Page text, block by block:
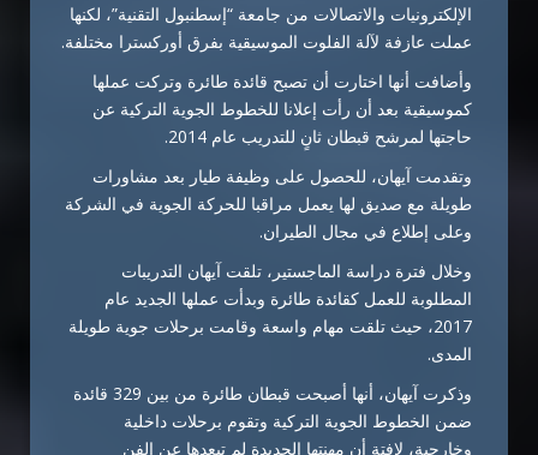
الإلكترونيات والاتصالات من جامعة “إسطنبول التقنية”، لكنها
عملت عازفة لآلة الفلوت الموسيقية بفرق أوركسترا مختلفة.
وأضافت أنها اختارت أن تصبح قائدة طائرة وتركت عملها
كموسيقية بعد أن رأت إعلانا للخطوط الجوية التركية عن
حاجتها لمرشح قبطان ثانٍ للتدريب عام 2014.
وتقدمت آيهان، للحصول على وظيفة طيار بعد مشاورات
طويلة مع صديق لها يعمل مراقبا للحركة الجوية في الشركة
وعلى إطلاع في مجال الطيران.
وخلال فترة دراسة الماجستير، تلقت آيهان التدريبات
المطلوبة للعمل كقائدة طائرة وبدأت عملها الجديد عام
2017، حيث تلقت مهام واسعة وقامت برحلات جوية طويلة
المدى.
وذكرت آيهان، أنها أصبحت قبطان طائرة من بين 329 قائدة
ضمن الخطوط الجوية التركية وتقوم برحلات داخلية
وخارجية، لافتة أن مهنتها الجديدة لم تبعدها عن الفن